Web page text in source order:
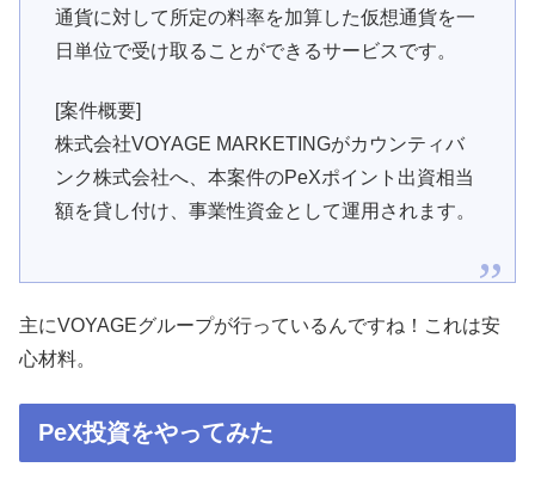
通貨に対して所定の料率を加算した仮想通貨を一
日単位で受け取ることができるサービスです。
[案件概要]
株式会社VOYAGE MARKETINGがカウンティバ
ンク株式会社へ、本案件のPeXポイント出資相当
額を貸し付け、事業性資金として運用されます。
主にVOYAGEグループが行っているんですね！これは安
心材料。
PeX投資をやってみた